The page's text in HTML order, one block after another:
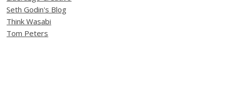
Seth Godin's Blog
Think Wasabi
Tom Peters